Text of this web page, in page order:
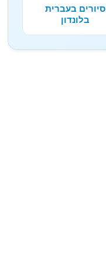
סיורים בעברית
בלונדון